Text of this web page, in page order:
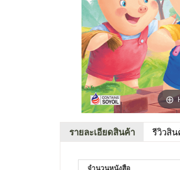
รายละเอียดสินค้า รีวิวสิน
จำนวนหนังสือ